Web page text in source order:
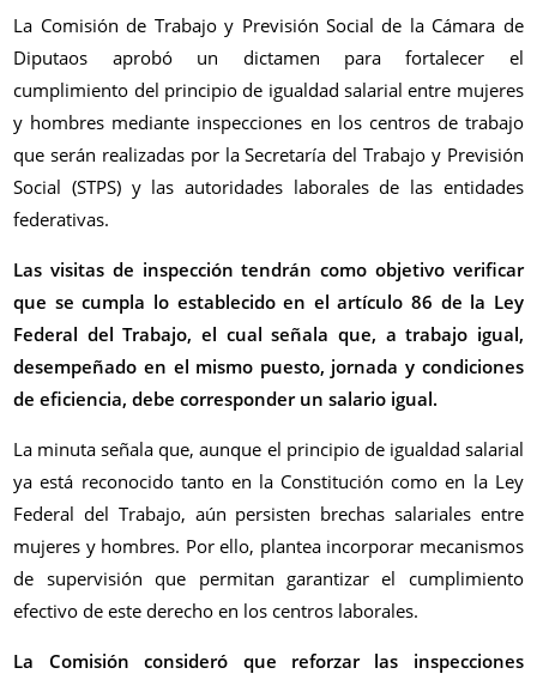
La Comisión de Trabajo y Previsión Social de la Cámara de
Diputaos aprobó un dictamen para fortalecer el
cumplimiento del principio de igualdad salarial entre mujeres
y hombres mediante inspecciones en los centros de trabajo
que serán realizadas por la Secretaría del Trabajo y Previsión
Social (STPS) y las autoridades laborales de las entidades
federativas.
Las visitas de inspección tendrán como objetivo verificar
que se cumpla lo establecido en el artículo 86 de la Ley
Federal del Trabajo, el cual señala que, a trabajo igual,
desempeñado en el mismo puesto, jornada y condiciones
de eficiencia, debe corresponder un salario igual.
La minuta señala que, aunque el principio de igualdad salarial
ya está reconocido tanto en la Constitución como en la Ley
Federal del Trabajo, aún persisten brechas salariales entre
mujeres y hombres. Por ello, plantea incorporar mecanismos
de supervisión que permitan garantizar el cumplimiento
efectivo de este derecho en los centros laborales.
La Comisión consideró que reforzar las inspecciones